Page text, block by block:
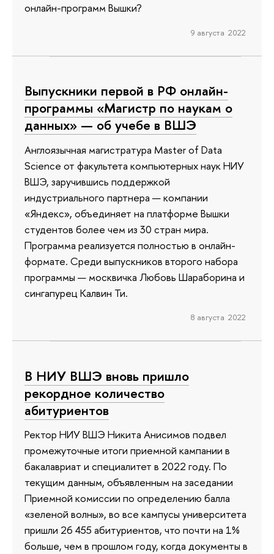
онлайн-программ Вышки?
9 августа 2022
Выпускники первой в РФ онлайн-
программы «Магистр по наукам о
данных» — об учебе в ВШЭ
Англоязычная магистратура Master of Data
Science от факультета компьютерных наук НИУ
ВШЭ, заручившись поддержкой
индустриального партнера — компании
«Яндекс», объединяет на платформе Вышки
студентов более чем из 30 стран мира.
Программа реализуется полностью в онлайн-
формате. Среди выпускников второго набора
программы — москвичка Любовь Шараборина и
сингапурец Калвин Ти.
8 августа 2022
В НИУ ВШЭ вновь пришло
рекордное количество
абитуриентов
Ректор НИУ ВШЭ Никита Анисимов подвел
промежуточные итоги приемной кампании в
бакалавриат и специалитет в 2022 году. По
текущим данным, объявленным на заседании
Приемной комиссии по определению балла
«зеленой волны», во все кампусы университета
пришли 26 455 абитуриентов, что почти на 1%
больше, чем в прошлом году, когда документы в